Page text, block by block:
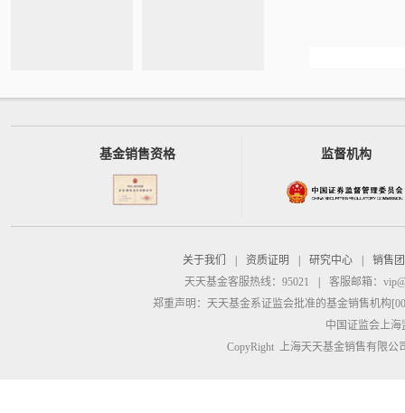
基金销售资格 监督机构
关于我们 资质证明 研究中心
销售
天天基金客服热线：95021
客服邮箱：
郑重声明： 天天基金系证监会批准的基金销售机构
中国证监会上
CopyRight 上海天天基金销售有限